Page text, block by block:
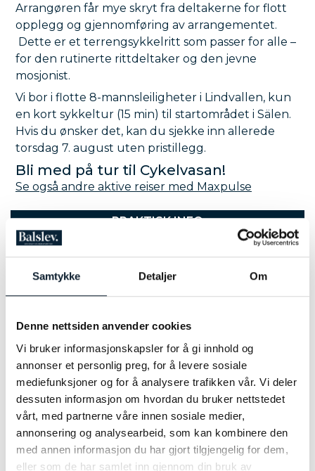
Samtykke Detaljer Om
Denne nettsiden anvender cookies
Vi bruker informasjonskapsler for å gi innhold og
annonser et personlig preg, for å levere sosiale
mediefunksjoner og for å analysere trafikken vår. Vi deler
dessuten informasjon om hvordan du bruker nettstedet
vårt, med partnerne våre innen sosiale medier,
annonsering og analysearbeid, som kan kombinere den
med annen informasjon du har gjort tilgjengelig for dem,
eller som de har samlet inn gjennom din bruk av
Arrangøren får mye skryt fra deltakerne for flott
opplegg og gjennomføring av arrangementet.
Dette er et terrengsykkelritt som passer for alle –
for den rutinerte rittdeltaker og den jevne
mosjonist.
Vi bor i flotte 8-mannsleiligheter i Lindvallen, kun
en kort sykkeltur (15 min) til startområdet i Sälen.
Hvis du ønsker det, kan du sjekke inn allerede
torsdag 7. august uten pristillegg.
Bli med på tur til Cykelvasan!
Se også andre aktive reiser med Maxpulse
PRAKTISK INFO
Lenke til busstransport Mora-Sälen:
Vasaloppet -
SE FILM